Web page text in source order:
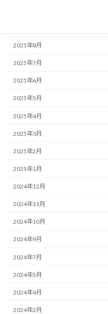
2025年8月
2025年7月
2025年6月
2025年5月
2025年4月
2025年3月
2025年2月
2025年1月
2024年12月
2024年11月
2024年10月
2024年9月
2024年7月
2024年5月
2024年4月
2024年2月